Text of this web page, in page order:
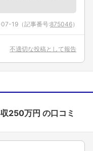
た
19 （記事番号:875046）
不適切な投稿として報告
250万円 の口コミ